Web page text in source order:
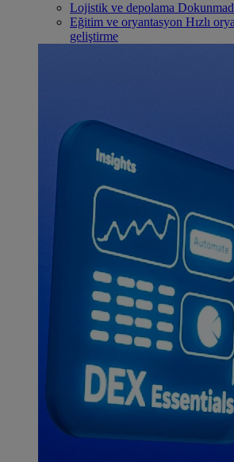
Lojistik ve depolama
Eğitim ve oryantasyon Hızlı
geliştirme